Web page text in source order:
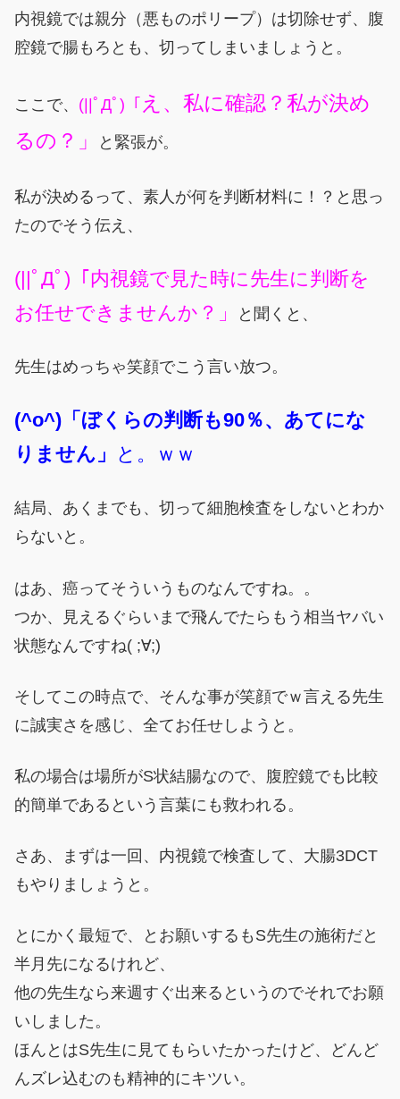
内視鏡では親分（悪ものポリープ）は切除せず、腹
腔鏡で腸もろとも、切ってしまいましょうと。
ここで、 (||ﾟДﾟ)「 え、私に確認？私が決め
るの？」
と緊張が。
私が決めるって、素人が何を判断材料に！？と思っ
たのでそう伝え、
(||ﾟДﾟ)「内視鏡で見た時に先生に判断を
お任せできませんか？」
と聞くと、
先生はめっちゃ笑顔でこう言い放つ。
(^o^)「ぼくらの判断も90％、あてにな
りません」 と。ｗｗ
結局、あくまでも、切って細胞検査をしないとわか
らないと。
はあ、癌ってそういうものなんですね。。
つか、見えるぐらいまで飛んでたらもう相当ヤバい
状態なんですね( ;∀;)
そしてこの時点で、そんな事が笑顔でｗ言える先生
に誠実さを感じ、全てお任せしようと。
私の場合は場所がS状結腸なので、腹腔鏡でも比較
的簡単であるという言葉にも救われる。
さあ、まずは一回、内視鏡で検査して、大腸3DCT
もやりましょうと。
とにかく最短で、とお願いするもS先生の施術だと
半月先になるけれど、
他の先生なら来週すぐ出来るというのでそれでお願
いしました。
ほんとはS先生に見てもらいたかったけど、どんど
んズレ込むのも精神的にキツい。